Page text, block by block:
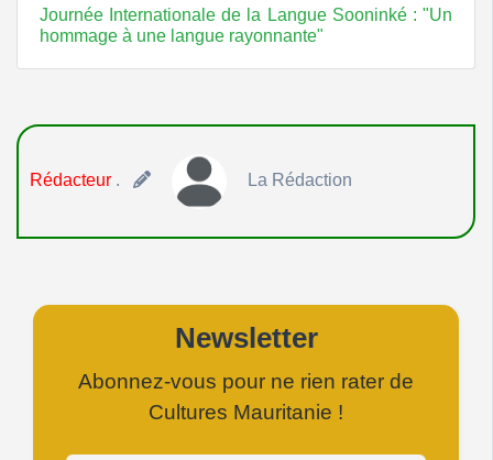
Journée Internationale de la Langue Sooninké : "Un
hommage à une langue rayonnante"
Rédacteur . La Rédaction
Newsletter
Abonnez-vous pour ne rien rater de
Cultures Mauritanie !